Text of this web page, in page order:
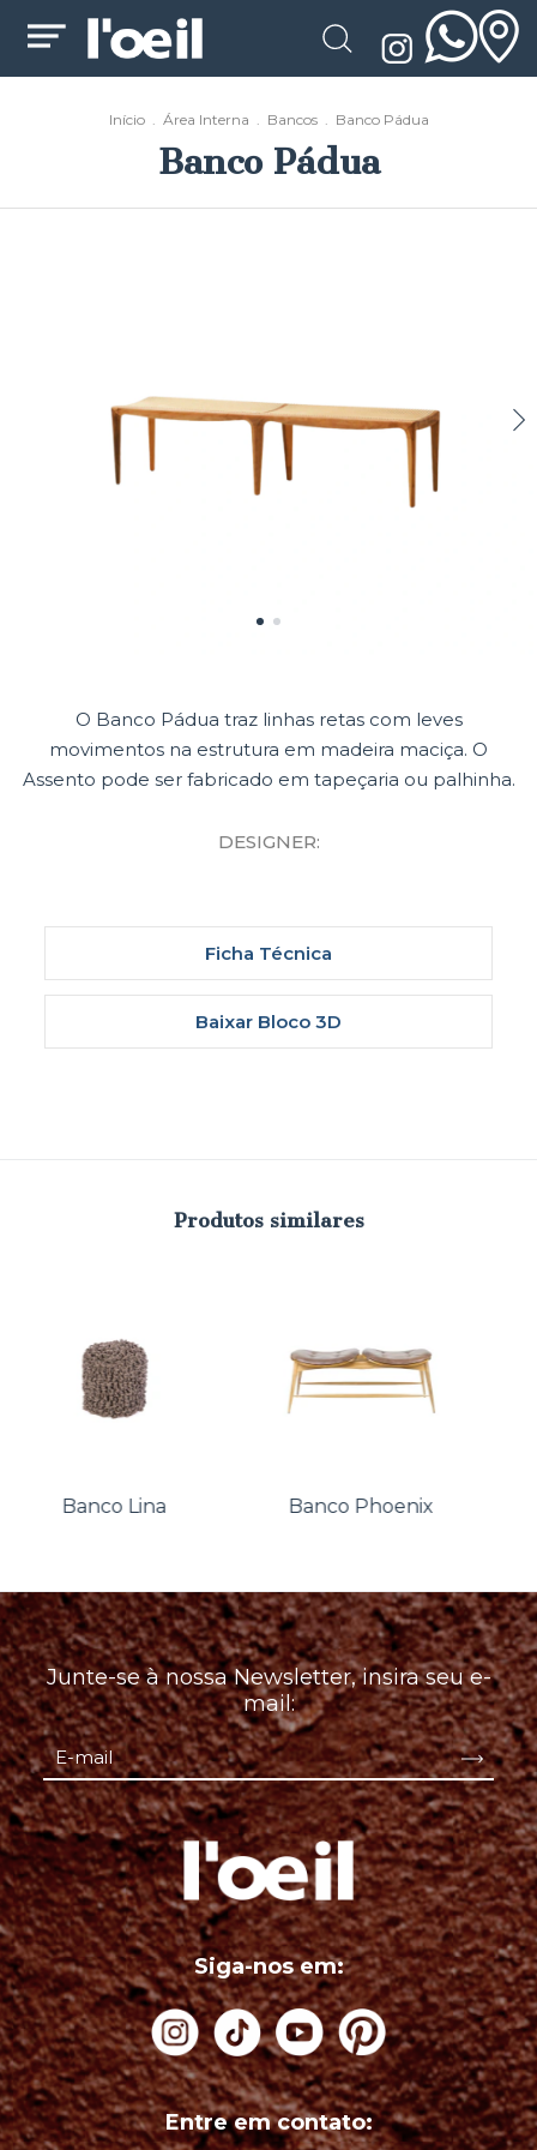
Início . Área Interna . Bancos . Banco Pádua
Banco Pádua
O Banco Pádua traz linhas retas com leves
movimentos na estrutura em madeira maciça. O
Assento pode ser fabricado em tapeçaria ou palhinha.
DESIGNER:
Ficha Técnica
Baixar Bloco 3D
Produtos similares
Banco Lina Banco Phoenix
Junte-se à nossa Newsletter, insira seu e-
mail:
Siga-nos em:
Entre em contato: